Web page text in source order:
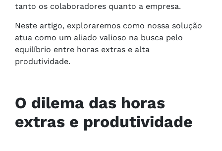
tanto os colaboradores quanto a empresa.
Neste artigo, exploraremos como nossa solução
atua como um aliado valioso na busca pelo
equilíbrio entre horas extras e alta
produtividade.
O dilema das horas
extras e produtividade